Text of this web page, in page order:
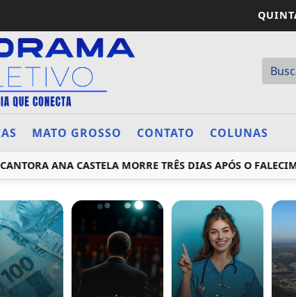
MATO GROSSO CONTATO COLUNAS
ANA CASTELA MORRE TRÊS DIAS APÓS O